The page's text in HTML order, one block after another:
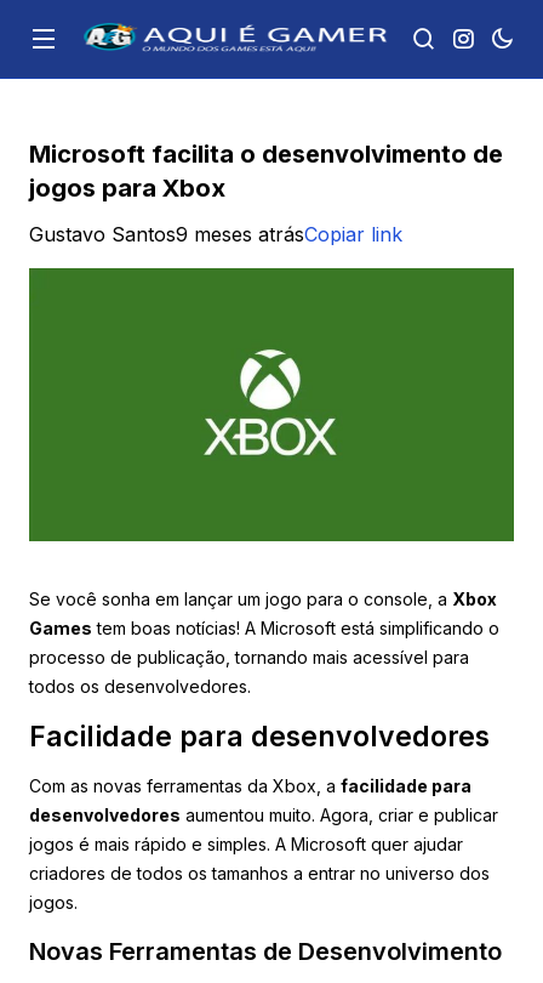
Microsoft facilita o desenvolvimento de
jogos para Xbox
Gustavo Santos9 meses atrásCopiar link
Se você sonha em lançar um jogo para o console, a Xbox
Games tem boas notícias! A Microsoft está simplificando o
processo de publicação, tornando mais acessível para
todos os desenvolvedores.
Facilidade para desenvolvedores
Com as novas ferramentas da Xbox, a facilidade para
desenvolvedores aumentou muito. Agora, criar e publicar
jogos é mais rápido e simples. A Microsoft quer ajudar
criadores de todos os tamanhos a entrar no universo dos
jogos.
Novas Ferramentas de Desenvolvimento